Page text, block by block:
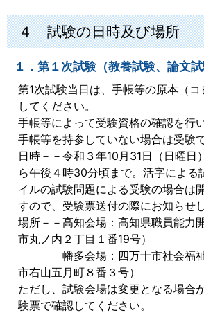
４ 試験の日時及び場所
１．第１次試験（教養試験、論文試
第1次試験当日は、手帳等の原本（
してください。
手帳等によって受験資格の確認を行
手帳等を持参していない場合は受験
日時－－令和３年10月31日（日曜日
ら午後４時30分頃まで。活字による
イルの試験問題による受験の場合は
すので、受験票送付の際にお知らせし
場所－－高知会場：高知県職員能力
市丸ノ内２丁目１番19号）
幡多会場：四万十市社会福祉
市右山五月町８番３号）
ただし、試験会場は変更となる場合
験票で確認してください。